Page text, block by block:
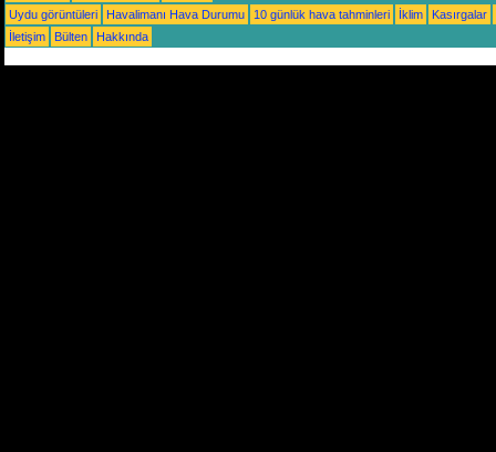
Uydu görüntüleri
Havalimanı Hava Durumu 10 günlük hava tahminleri İklim
Kasırgalar
İletişim
Bülten Hakkında